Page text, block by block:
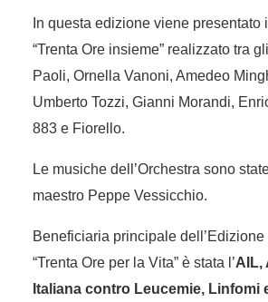
In questa edizione viene presentato
“Trenta Ore insieme” realizzato tra
Paoli, Ornella Vanoni, Amedeo
Umberto Tozzi, Gianni Morandi,
883 e Fiorello.
Le musiche dell’Orchestra sono
maestro Peppe Vessicchio.
Beneficiaria principale
“Trenta Ore per la Vita” è stata l’AIL,
Italiana contro Leucemie, Linfomi